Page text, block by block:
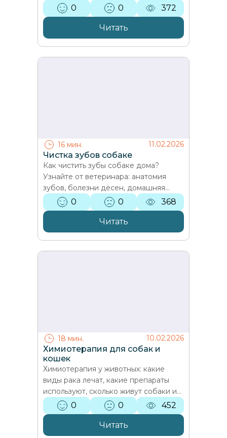
(герпесвирус, калицивироз,
панлейкопения, FeLV/FIV, FIP),…
0 0 372
Читать
16 мин. 11.02.2026
Чистка зубов собаке
Как чистить зубы собаке дома?
Узнайте от ветеринара: анатомия
зубов, болезни дёсен, домашняя
чистка и профессиональная
профилактика. Советы ветеринара…
0 0 368
Читать
18 мин. 10.02.2026
Химиотерапия для собак и
кошек
Химиотерапия у животных: какие
виды рака лечат, какие препараты
используют, сколько живут собаки и
кошки с лимфомой, мастоцитомой и
остеосаркомой, побочные…
0 0 452
Читать